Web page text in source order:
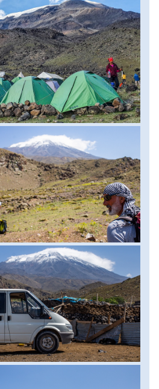
1000 méter le. Szállás: szálloda,